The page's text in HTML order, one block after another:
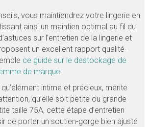
vous maintiendrez votre lingerie en
ainsi un maintien optimal au fil du
sur l’entretien de la lingerie et
un excellent rapport qualité-
ce guide sur le destockage de
de marque.
intime et précieux, mérite
qu’elle soit petite ou grande
taille 75A, cette étape d’entretien
de porter un soutien-gorge bien ajusté